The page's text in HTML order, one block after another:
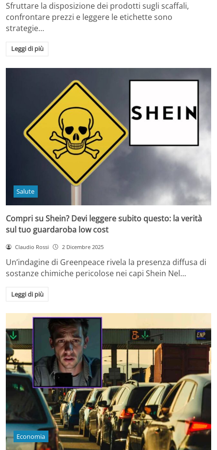
Sfruttare la disposizione dei prodotti sugli scaffali,
confrontare prezzi e leggere le etichette sono
strategie…
Leggi di più
Salute
Compri su Shein? Devi leggere subito questo: la verità
sul tuo guardaroba low cost
Claudio Rossi 2 Dicembre 2025
Un’indagine di Greenpeace rivela la presenza diffusa di
sostanze chimiche pericolose nei capi Shein Nel…
Leggi di più
Economia